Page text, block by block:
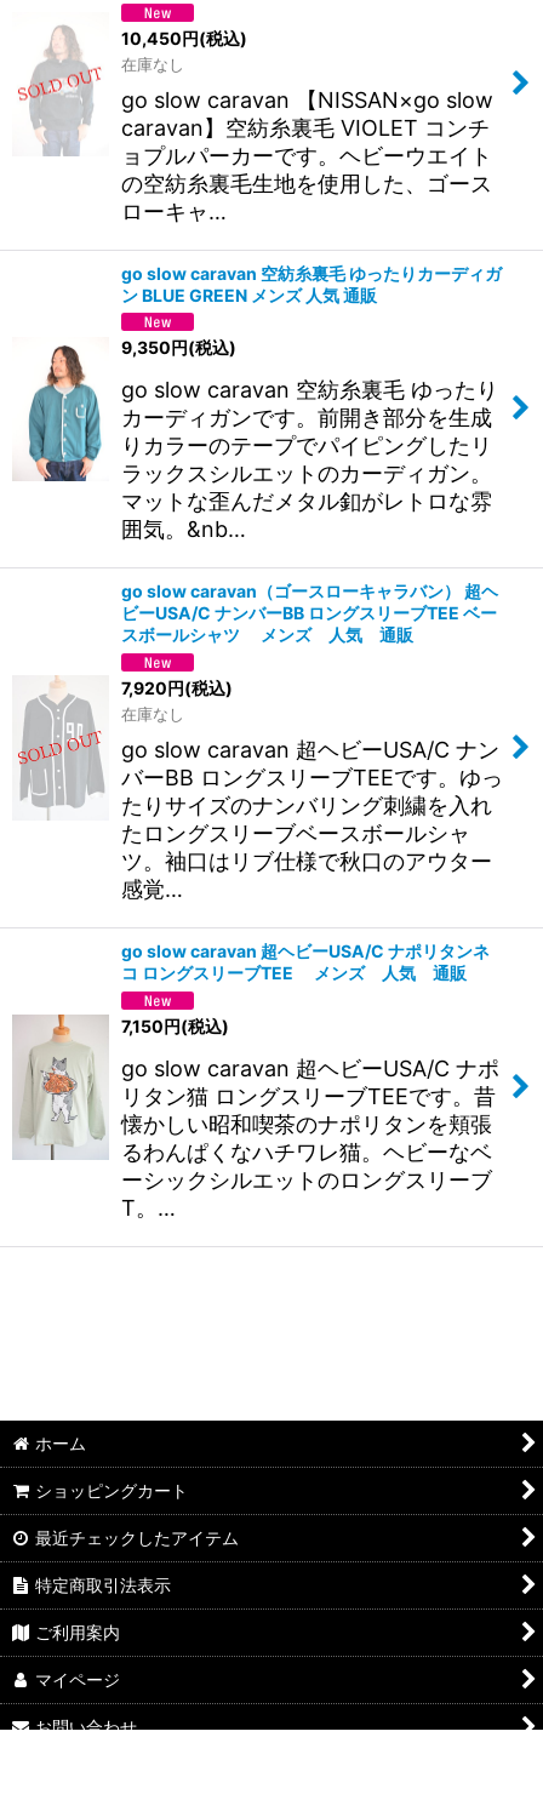
10,450円(税込)
在庫なし
go slow caravan 【NISSAN×go slow
caravan】空紡糸裏毛 VIOLET コンチ
ョプルパーカーです。ヘビーウエイト
の空紡糸裏毛生地を使用した、ゴース
ローキャ…
go slow caravan 空紡糸裏毛 ゆったりカーディガ
ン BLUE GREEN メンズ 人気 通販
9,350円(税込)
go slow caravan 空紡糸裏毛 ゆったり
カーディガンです。前開き部分を生成
りカラーのテープでパイピングしたリ
ラックスシルエットのカーディガン。
マットな歪んだメタル釦がレトロな雰
囲気。&nb…
go slow caravan（ゴースローキャラバン） 超ヘ
ビーUSA/C ナンバーBB ロングスリーブTEE ベー
スボールシャツ メンズ 人気 通販
7,920円(税込)
在庫なし
go slow caravan 超ヘビーUSA/C ナン
バーBB ロングスリーブTEEです。ゆっ
たりサイズのナンバリング刺繍を入れ
たロングスリーブベースボールシャ
ツ。袖口はリブ仕様で秋口のアウター
感覚…
go slow caravan 超ヘビーUSA/C ナポリタンネ
コ ロングスリーブTEE メンズ 人気 通販
7,150円(税込)
go slow caravan 超ヘビーUSA/C ナポ
リタン猫 ロングスリーブTEEです。昔
懐かしい昭和喫茶のナポリタンを頬張
るわんぱくなハチワレ猫。ヘビーなベ
ーシックシルエットのロングスリーブ
T。…
ホーム
ショッピングカート
最近チェックしたアイテム
特定商取引法表示
ご利用案内
マイページ
お問い合わせ